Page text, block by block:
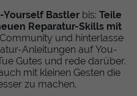
Yourself Bastler bis: Teile
Reparatur-Skills mit
Community und hinterlasse
Anleitungen auf You-
Gutes und rede darüber.
mit kleinen Gesten die
zu machen.